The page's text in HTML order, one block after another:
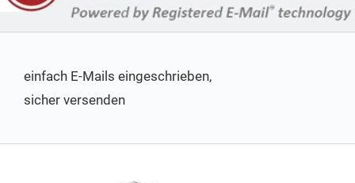
einfach E-Mails eingeschrieben,
sicher versenden